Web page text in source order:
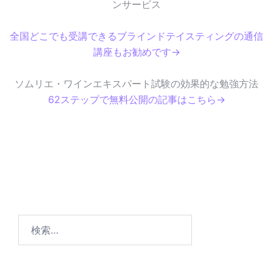
ンサービス
全国どこでも受講できるブラインドテイスティングの通信
講座もお勧めです→
ソムリエ・ワインエキスパート試験の効果的な勉強方法
62ステップで無料公開の記事はこちら→